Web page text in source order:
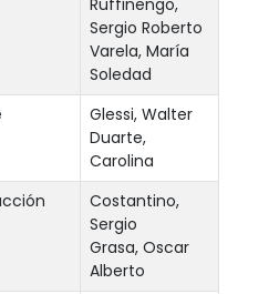
Sergio Roberto
Varela, María
Soledad
Glessi, Walter
Duarte,
Carolina
Costantino,
Sergio
Grasa, Oscar
Alberto